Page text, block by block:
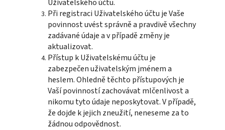
Uživatelského účtu.
Při registraci Uživatelského účtu je Vaše
povinnost uvést správně a pravdivě všechny
zadávané údaje a v případě změny je
aktualizovat.
Přístup k Uživatelskému účtu je
zabezpečen uživatelským jménem a
heslem. Ohledně těchto přístupových je
Vaší povinností zachovávat mlčenlivost a
nikomu tyto údaje neposkytovat. V případě,
že dojde k jejich zneužití, neneseme za to
žádnou odpovědnost.